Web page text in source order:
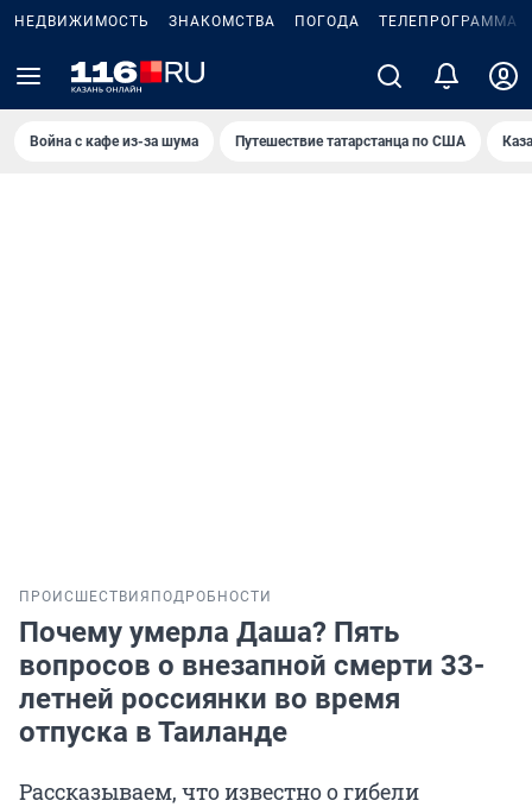
НЕДВИЖИМОСТЬ ЗНАКОМСТВА ПОГОДА ТЕЛЕПРОГРАММА
Война с кафе из-за шума Путешествие татарстанца по США
ПРОИСШЕСТВИЯ ПОДРОБНОСТИ
Почему умерла Даша? Пять
вопросов о внезапной смерти 33-
летней россиянки во время
отпуска в Таиланде
Рассказываем, что известно о гибели